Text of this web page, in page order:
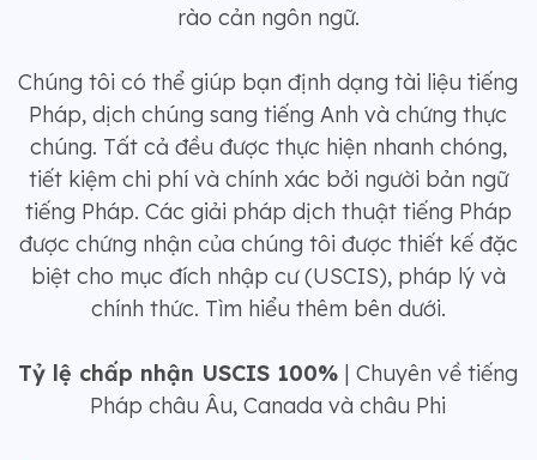
rào cản ngôn ngữ.
Chúng tôi có thể giúp bạn định dạng tài liệu tiếng
Pháp, dịch chúng sang tiếng Anh và chứng thực
chúng. Tất cả đều được thực hiện nhanh chóng,
tiết kiệm chi phí và chính xác bởi người bản ngữ
tiếng Pháp. Các giải pháp dịch thuật tiếng Pháp
được chứng nhận của chúng tôi được thiết kế đặc
biệt cho mục đích nhập cư (USCIS), pháp lý và
chính thức. Tìm hiểu thêm bên dưới.
Tỷ lệ chấp nhận USCIS 100% | Chuyên về tiếng
Pháp châu Âu, Canada và châu Phi